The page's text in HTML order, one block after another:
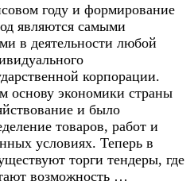
году и формирование
являются самыми
в деятельности любой
корпорации.
основу экономики страны
и было
товаров, работ и
условиях. Теперь в
торги тендеры, где
возможность …